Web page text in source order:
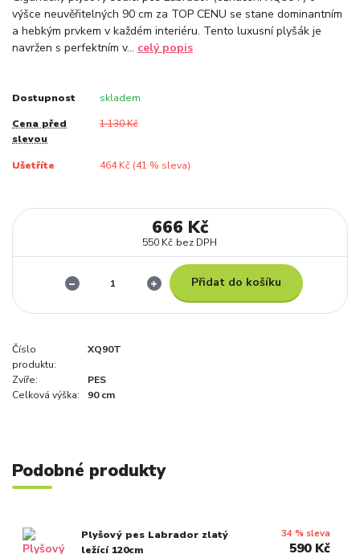
výšce neuvěřitelných 90 cm za TOP CENU se stane dominantním
a hebkým prvkem v každém interiéru. Tento luxusní plyšák je
navržen s perfektním v... celý popis
Dostupnost skladem
Cena před
slevou
1 130 Kč
Ušetříte 464 Kč (41 % sleva)
666 Kč
550 Kč bez DPH
Přidat do košíku
Číslo
produktu:
XQ90T
Zvíře:
PES
Celková výška:
90 cm
Podobné produkty
Plyšový pes Labrador zlatý
ležící 120cm
34 % sleva
590 Kč